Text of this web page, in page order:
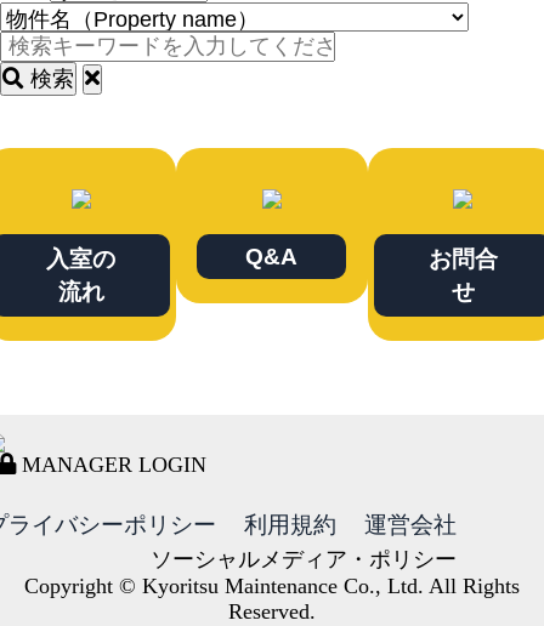
検索
入室の
流れ
Q&A
お問合
せ
MANAGER LOGIN
ライバシーポリシー 利用規約 運営会社
ソーシャルメディア・ポリシー
Copyright © Kyoritsu Maintenance Co., Ltd. All Rights
Reserved.